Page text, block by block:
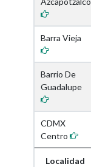
Barra Vieja
Barrio De
Guadalupe
CDMX
Centro
Localidad